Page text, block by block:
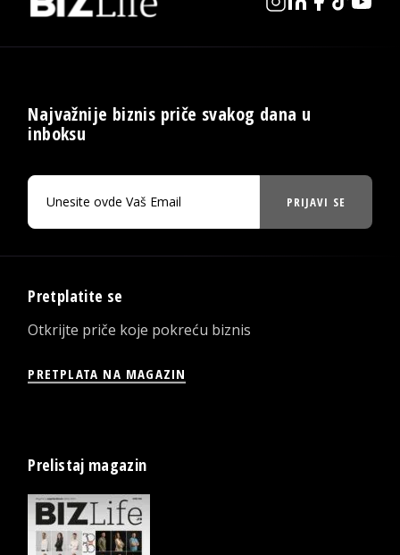
Najvažnije biznis priče svakog dana u
inboksu
PRIJAVI SE
Pretplatite se
Otkrijte priče koje pokreću biznis
PRETPLATA NA MAGAZIN
Prelistaj magazin